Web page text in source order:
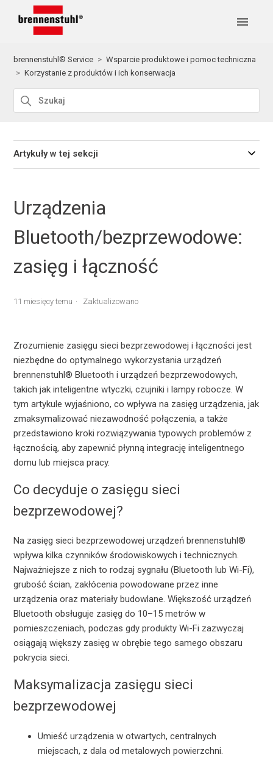
brennenstuhl® Service
Wsparcie produktowe i pomoc techniczna
Korzystanie z produktów i ich konserwacja
Artykuły w tej sekcji
Urządzenia
Bluetooth/bezprzewodowe:
zasięg i łączność
11 miesięcy temu Zaktualizowano
Zrozumienie zasięgu sieci bezprzewodowej i łączności jest
niezbędne do optymalnego wykorzystania urządzeń
brennenstuhl® Bluetooth i urządzeń bezprzewodowych,
takich jak inteligentne wtyczki, czujniki i lampy robocze. W
tym artykule wyjaśniono, co wpływa na zasięg urządzenia, jak
zmaksymalizować niezawodność połączenia, a także
przedstawiono kroki rozwiązywania typowych problemów z
łącznością, aby zapewnić płynną integrację inteligentnego
domu lub miejsca pracy.
Co decyduje o zasięgu sieci
bezprzewodowej?
Na zasięg sieci bezprzewodowej urządzeń brennenstuhl®
wpływa kilka czynników środowiskowych i technicznych.
Najważniejsze z nich to rodzaj sygnału (Bluetooth lub Wi-Fi),
grubość ścian, zakłócenia powodowane przez inne
urządzenia oraz materiały budowlane. Większość urządzeń
Bluetooth obsługuje zasięg do 10–15 metrów w
pomieszczeniach, podczas gdy produkty Wi-Fi zazwyczaj
osiągają większy zasięg w obrębie tego samego obszaru
pokrycia sieci.
Maksymalizacja zasięgu sieci
bezprzewodowej
Umieść urządzenia w otwartych, centralnych
miejscach, z dala od metalowych powierzchni.